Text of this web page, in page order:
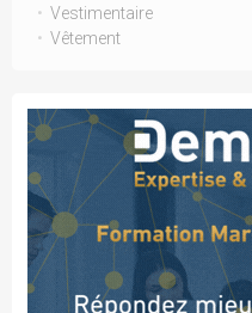
Vestimentaire
Vêtement